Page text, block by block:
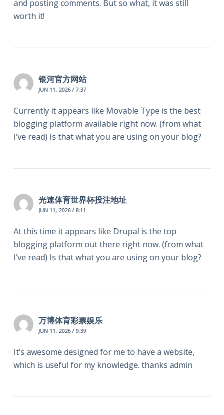
and posting comments. But so what, it was still
worth it!
银河官方网站
JUN 11, 2026 / 7:37
Currently it appears like Movable Type is the best
blogging platform available right now. (from what
I’ve read) Is that what you are using on your blog?
光速体育世界杯投注地址
JUN 11, 2026 / 8:11
At this time it appears like Drupal is the top
blogging platform out there right now. (from what
I’ve read) Is that what you are using on your blog?
万博体育彩票娱乐
JUN 11, 2026 / 9:39
It’s awesome designed for me to have a website,
which is useful for my knowledge. thanks admin